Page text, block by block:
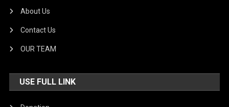
About Us
Contact Us
OUR TEAM
USE FULL LINK